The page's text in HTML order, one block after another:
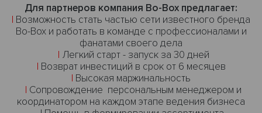
Для партнеров компания Bo-Box предлагает:
| Возможность стать частью сети известного бренда
Bo-Box и работать в команде с профессионалами и
фанатами своего дела
| Легкий старт - запуск за 30 дней
| Возврат инвестиций в срок от 6 месяцев
| Высокая маржинальность
| Сопровождение персональным менеджером и
координатором на каждом этапе ведения бизнеса